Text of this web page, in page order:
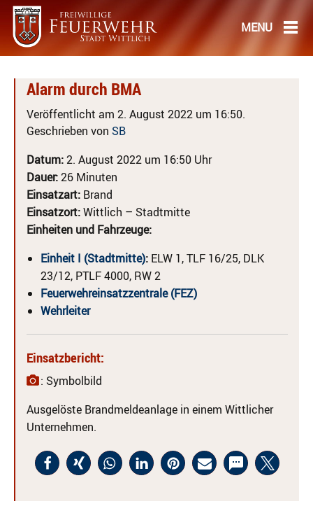
Alarm durch BMA
Veröffentlicht am 2. August 2022 um 16:50.
Geschrieben von SB
Datum:2. August 2022 um 16:50 Uhr
Dauer:26 Minuten
Einsatzart: Brand
Einsatzort:Wittlich – Stadtmitte
Einheiten und Fahrzeuge:
Einheit I (Stadtmitte): ELW 1, TLF 16/25, DLK
23/12, PTLF 4000, RW 2
Feuerwehreinsatzzentrale (FEZ)
Wehrleiter
Einsatzbericht:
: Symbolbild
Ausgelöste Brandmeldeanlage in einem Wittlicher
Unternehmen.